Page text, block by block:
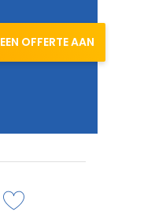
OFFERTE AAN